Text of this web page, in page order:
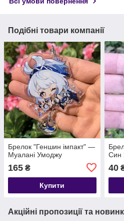
Подібні товари компанії
Брелок "Геншин імпакт" —
Муалані Умоджу
165 ₴
Купити
Син
40
Акційні пропозиції та